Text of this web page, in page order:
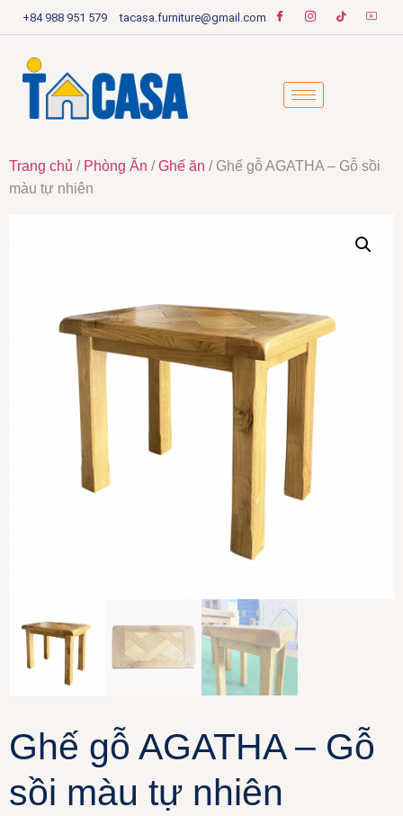
+84 988 951 579 tacasa.furniture@gmail.com
Trang chủ / Phòng Ăn /Ghế ăn / Ghế gỗ AGATHA – Gỗ sồi
màu tự nhiên
Ghế gỗ AGATHA – Gỗ
sồi màu tự nhiên